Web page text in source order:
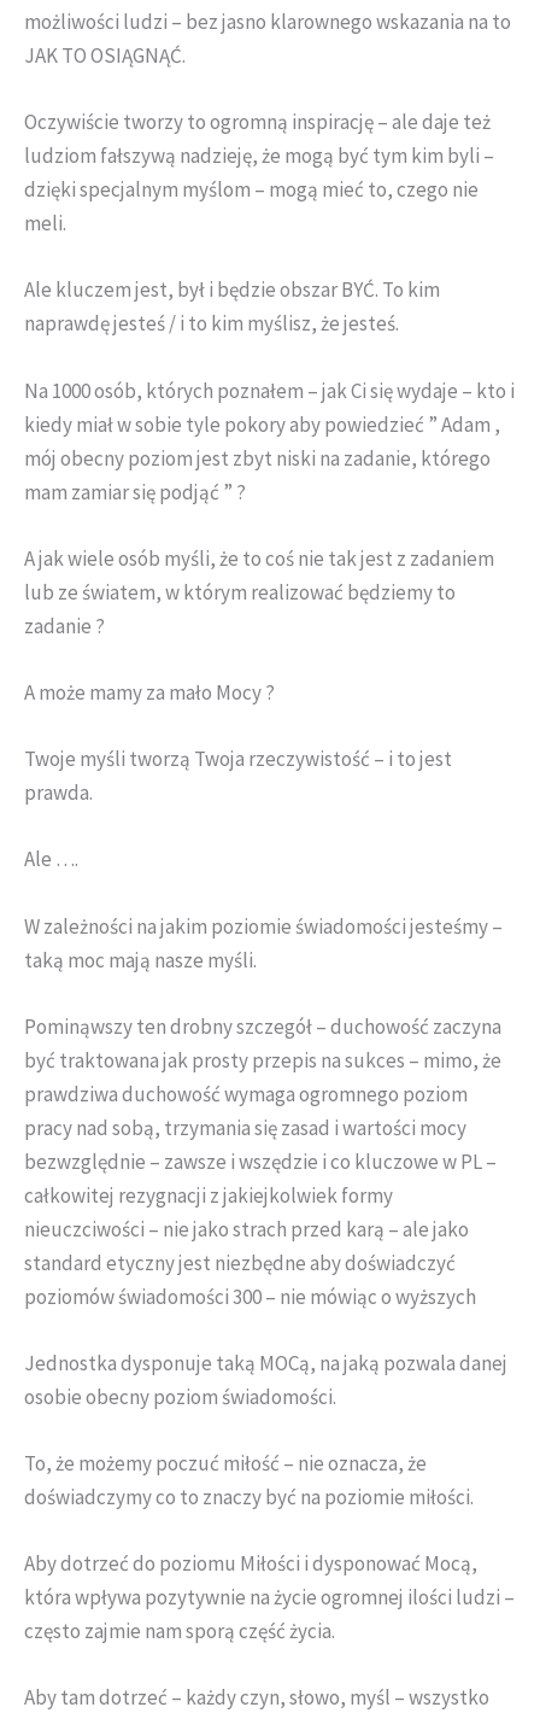
możliwości ludzi – bez jasno klarownego wskazania na to
JAK TO OSIĄGNĄĆ.
Oczywiście tworzy to ogromną inspirację – ale daje też
ludziom fałszywą nadzieję, że mogą być tym kim byli –
dzięki specjalnym myślom – mogą mieć to, czego nie
meli.
Ale kluczem jest, był i będzie obszar BYĆ. To kim
naprawdę jesteś / i to kim myślisz, że jesteś.
Na 1000 osób, których poznałem – jak Ci się wydaje – kto i
kiedy miał w sobie tyle pokory aby powiedzieć ” Adam ,
mój obecny poziom jest zbyt niski na zadanie, którego
mam zamiar się podjąć ” ?
A jak wiele osób myśli, że to coś nie tak jest z zadaniem
lub ze światem, w którym realizować będziemy to
zadanie ?
A może mamy za mało Mocy ?
Twoje myśli tworzą Twoja rzeczywistość – i to jest
prawda.
Ale ….
W zależności na jakim poziomie świadomości jesteśmy –
taką moc mają nasze myśli.
Pominąwszy ten drobny szczegół – duchowość zaczyna
być traktowana jak prosty przepis na sukces – mimo, że
prawdziwa duchowość wymaga ogromnego poziom
pracy nad sobą, trzymania się zasad i wartości mocy
bezwzględnie – zawsze i wszędzie i co kluczowe w PL –
całkowitej rezygnacji z jakiejkolwiek formy
nieuczciwości – nie jako strach przed karą – ale jako
standard etyczny jest niezbędne aby doświadczyć
poziomów świadomości 300 – nie mówiąc o wyższych
Jednostka dysponuje taką MOCą, na jaką pozwala danej
osobie obecny poziom świadomości.
To, że możemy poczuć miłość – nie oznacza, że
doświadczymy co to znaczy być na poziomie miłości.
Aby dotrzeć do poziomu Miłości i dysponować Mocą,
która wpływa pozytywnie na życie ogromnej ilości ludzi –
często zajmie nam sporą część życia.
Aby tam dotrzeć – każdy czyn, słowo, myśl – wszystko